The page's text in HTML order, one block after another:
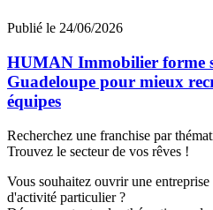
Publié le 24/06/2026
HUMAN Immobilier forme
Guadeloupe pour mieux
équipes
Recherchez une franchise par
Trouvez le secteur de vos rêves !
Vous souhaitez ouvrir une
d'activité particulier ?